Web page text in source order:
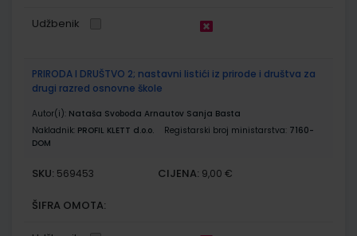
Udžbenik
PRIRODA I DRUŠTVO 2; nastavni listići iz prirode i društva za
drugi razred osnovne škole
Autor(i): Nataša Svoboda Arnautov Sanja Basta
Nakladnik: PROFIL KLETT d.o.o. Registarski broj ministarstva: 7160-
DOM
SKU: 569453 CIJENA: 9,00 €
ŠIFRA OMOTA: